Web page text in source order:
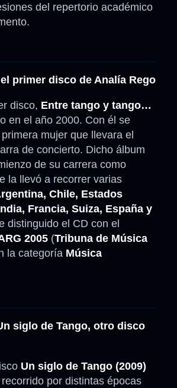
del repertorio académico
primer disco de Analía Rego
disco, Entre tango y tango…
en el año 2000. Con él se
mujer que llevara el
de concierto. Dicho álbum
de su carrera como
la llevó a recorrer varias
Chile, Estados
Francia, Suiza, España y
distinguido el CD con el
2005 (Tribuna de Música
la categoría Música
siglo de Tango, otro disco
Un siglo de Tango (2009)
por distintas épocas